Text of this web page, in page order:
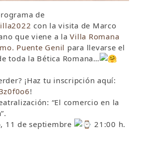
de
con la visita de Marco
que viene a laVilla Romana
Puente Genil para llevarse el
toda la Bética Romana…
¡Haz tu inscripción aquí:
!
“El comercio en la
11 de septiembre
21:00 h.